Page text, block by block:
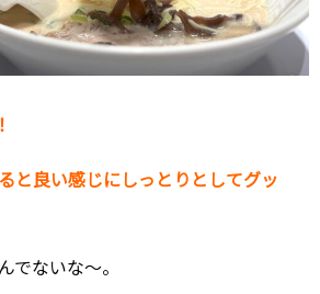
と良い感じにしっとりとしてグッ
でないな～。